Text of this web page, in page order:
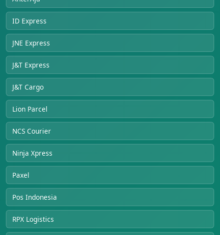
ID Express
JNE Express
J&T Express
J&T Cargo
Lion Parcel
NCS Courier
Ninja Xpress
Paxel
Pos Indonesia
RPX Logistics